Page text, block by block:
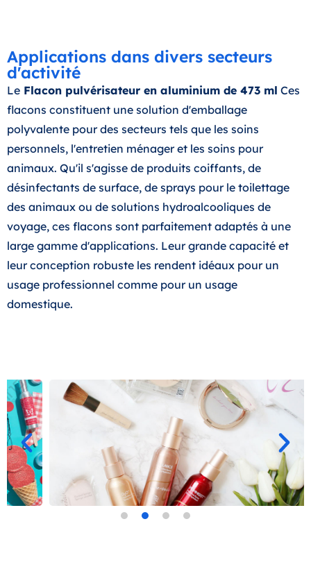
Applications dans divers secteurs
d'activité
Le Flacon pulvérisateur en aluminium de 473 ml Ces
flacons constituent une solution d'emballage
polyvalente pour des secteurs tels que les soins
personnels, l'entretien ménager et les soins pour
animaux. Qu'il s'agisse de produits coiffants, de
désinfectants de surface, de sprays pour le toilettage
des animaux ou de solutions hydroalcooliques de
voyage, ces flacons sont parfaitement adaptés à une
large gamme d'applications. Leur grande capacité et
leur conception robuste les rendent idéaux pour un
usage professionnel comme pour un usage
domestique.